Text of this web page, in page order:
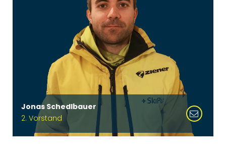
Jonas Schedlbauer
2. Vorstand